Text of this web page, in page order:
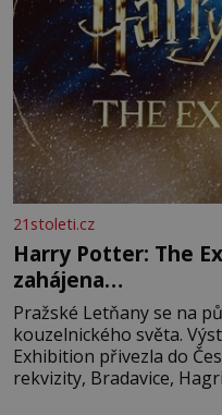
21stoleti.cz
Harry Potter: The
zahájena…
Pražské Letňany se na
kouzelnického světa.
Exhibition přivezla do
rekvizity, Bradavice,